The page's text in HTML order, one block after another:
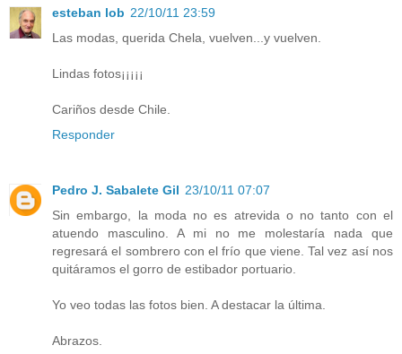
esteban lob 22/10/11 23:59
Las modas, querida Chela, vuelven...y vuelven.
Lindas fotos¡¡¡¡¡
Cariños desde Chile.
Responder
Pedro J. Sabalete Gil 23/10/11 07:07
Sin embargo, la moda no es atrevida o no tanto con el
atuendo masculino. A mi no me molestaría nada que
regresará el sombrero con el frío que viene. Tal vez así nos
quitáramos el gorro de estibador portuario.
Yo veo todas las fotos bien. A destacar la última.
Abrazos.